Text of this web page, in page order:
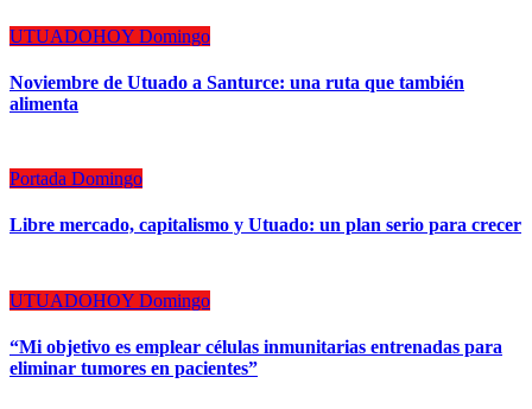
UTUADOHOY Domingo
Noviembre de Utuado a Santurce: una ruta que también
alimenta
Portada Domingo
Libre mercado, capitalismo y Utuado: un plan serio para crecer
UTUADOHOY Domingo
“Mi objetivo es emplear células inmunitarias entrenadas para
eliminar tumores en pacientes”